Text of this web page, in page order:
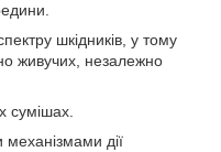
шкідників, у тому
живучих, незалежно
сумішах.
механізмами дії